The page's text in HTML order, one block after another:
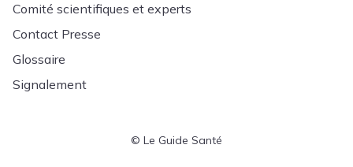
Comité scientifiques et experts
Contact Presse
Glossaire
Signalement
© Le Guide Santé